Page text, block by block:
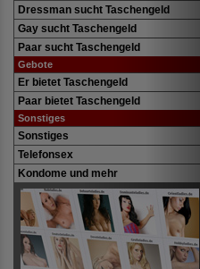
Dressman sucht Taschengeld
Gay sucht Taschengeld
Paar sucht Taschengeld
Gebote
Er bietet Taschengeld
Paar bietet Taschengeld
Sonstiges
Sonstiges
Telefonsex
Kondome und mehr